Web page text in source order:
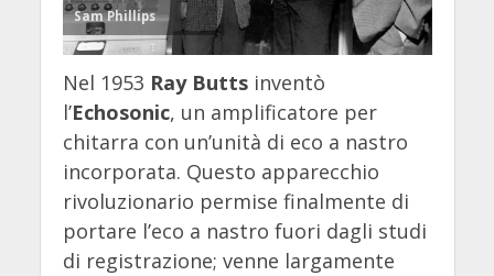
Sam Phillips
Nel 1953 Ray Buttsinventò
l’Echosonic, un amplificatore per
chitarra con un’unità di eco a nastro
incorporata. Questo apparecchio
rivoluzionario permise finalmente di
portare l’eco a nastro fuori dagli studi
di registrazione; venne largamente